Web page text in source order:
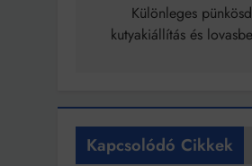
navigáció
Különleges
kutyakiállítás és
Kapcsolódó Cikkek